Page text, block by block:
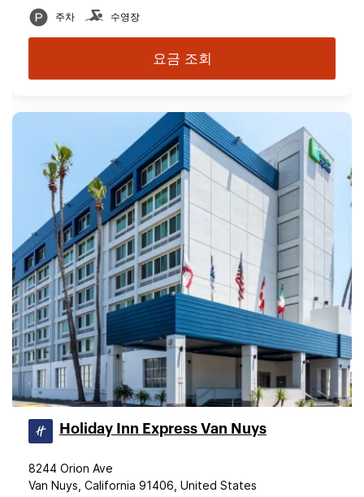
주차 수영장
요금 조회
Holiday Inn Express Van Nuys
8244 Orion Ave
Van Nuys, California 91406, United States